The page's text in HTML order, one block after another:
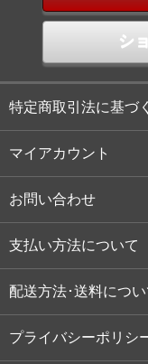
シ
特定商取引法に基づ
マイアカウント
お問い合わせ
支払い方法について
配送方法･送料につい
プライバシーポリシ